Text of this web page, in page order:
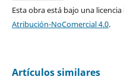
Esta obra está bajo una
Atribución-NoComercial 4.0.
Artículos similares